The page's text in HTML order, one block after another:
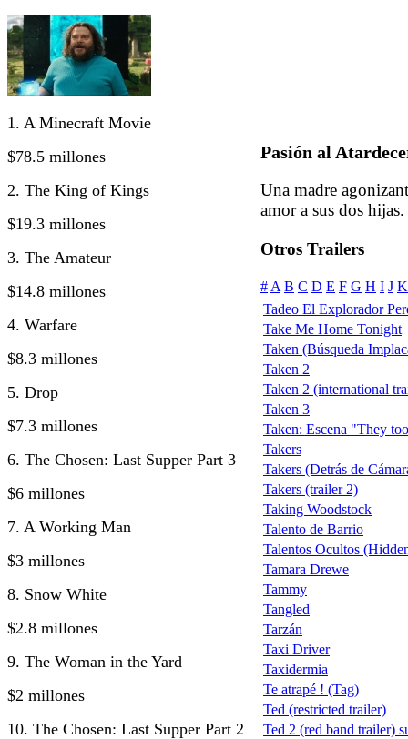
1. A Minecraft Movie
$78.5 millones
2. The King of Kings
$19.3 millones
3. The Amateur
$14.8 millones
4. Warfare
$8.3 millones
5. Drop
$7.3 millones
6. The Chosen: Last Supper Part 3
$6 millones
7. A Working Man
$3 millones
8. Snow White
$2.8 millones
9. The Woman in the Yard
$2 millones
10. The Chosen: Last Supper Part 2
Pasión al
Una madre
amor a sus dos hijas.
Otros Trailers
# A B C D E F G H I J K
Tadeo El Explorador
Take Me Home Tonight
Taken (Búsqueda
Taken 2
Taken 2 (international
Taken 3
Taken: Escena "They
Takers
Takers (Detrás de
Takers (trailer 2)
Taking Woodstock
Talento de Barrio
Talentos Ocultos
Tamara Drewe
Tammy
Tangled
Tarzán
Taxi Driver
Taxidermia
Te atrapé ! (Tag)
Ted (restricted trailer)
Ted 2 (red band trailer)